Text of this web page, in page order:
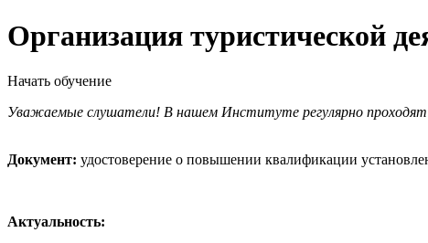
Организация туристической
Начать обучение
Уважаемые слушатели! В нашем Институте регулярно проходят
Документ: удостоверение о повышении квалификации
Актуальность: